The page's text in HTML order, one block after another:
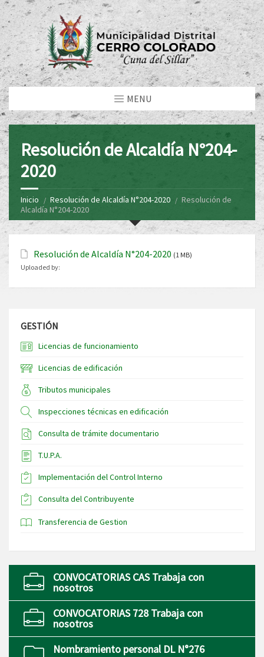
MENU
Resolución de Alcaldía N°204-
2020
Inicio Resolución de Alcaldía N°204-2020
Resolución de
Alcaldía N°204-2020
Resolución de Alcaldía N°204-2020 (1 MB)
Uploaded by:
GESTIÓN
Licencias de funcionamiento
Licencias de edificación
Tributos municipales
Inspecciones técnicas en edificación
Consulta de trámite documentario
T.U.P.A.
Implementación del Control Interno
Consulta del Contribuyente
Transferencia de Gestion
CONVOCATORIAS CAS Trabaja con
nosotros
CONVOCATORIAS 728 Trabaja con
nosotros
Nombramiento personal DL N°276